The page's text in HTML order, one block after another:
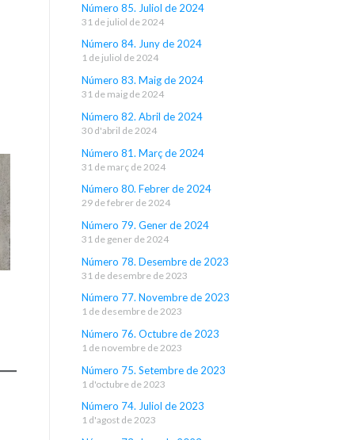
Número 85. Juliol de 2024
31 de juliol de 2024
Número 84. Juny de 2024
1 de juliol de 2024
Número 83. Maig de 2024
31 de maig de 2024
Número 82. Abril de 2024
30 d'abril de 2024
Número 81. Març de 2024
31 de març de 2024
Número 80. Febrer de 2024
29 de febrer de 2024
Número 79. Gener de 2024
31 de gener de 2024
Número 78. Desembre de 2023
31 de desembre de 2023
Número 77. Novembre de 2023
1 de desembre de 2023
Número 76. Octubre de 2023
1 de novembre de 2023
Número 75. Setembre de 2023
1 d'octubre de 2023
Número 74. Juliol de 2023
1 d'agost de 2023